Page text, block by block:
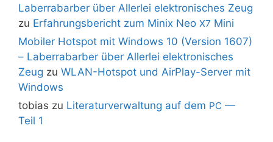
Laberrabarber über Allerlei elektronisches Zeug
zu Erfahrungsbericht zum Minix Neo X7 Mini
Mobiler Hotspot mit Windows 10 (Version 1607)
– Laberrabarber über Allerlei elektronisches
Zeug zu WLAN-Hotspot und AirPlay-Server mit
Windows
tobias zu Literaturverwaltung auf dem PC —
Teil 1